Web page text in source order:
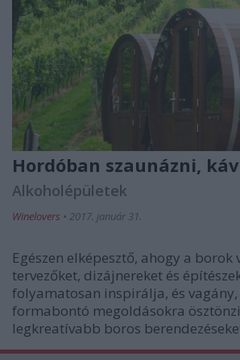
Hordóban szaunázni,
Alkoholépületek
Winelovers • 2017. január 31.
Egészen elképesztő, ahogy a borok
tervezőket, dizájnereket és
folyamatosan inspirálja, és vagány,
formabontó megoldásokra
legkreatívabb boros